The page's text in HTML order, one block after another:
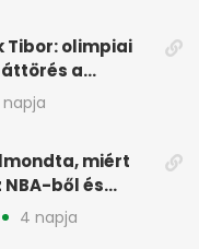
Tibor: olimpiai
a
miért
ből és
4 napja